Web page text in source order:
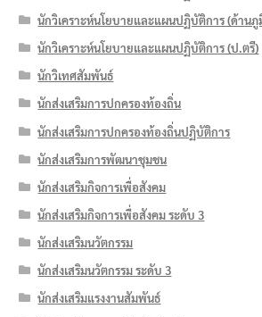
นักวิเคราะห์นโยบายและแผนปฏิบัติการ (ด้านภู
นักวิเคราะห์นโยบายและแผนปฏิบัติการ (ป.ตรี)
นักวิเทศสัมพันธ์
นักส่งเสริมการปกครองท้องถิ่น
นักส่งเสริมการปกครองท้องถิ่นปฏิบัติการ
นักส่งเสริมการพัฒนาชุมชน
นักส่งเสริมกิจการเพื่อสังคม
นักส่งเสริมกิจการเพื่อสังคม ระดับ 3
นักส่งเสริมนวัตกรรม
นักส่งเสริมนวัตกรรม ระดับ 3
นักส่งเสริมแรงงานสัมพันธ์